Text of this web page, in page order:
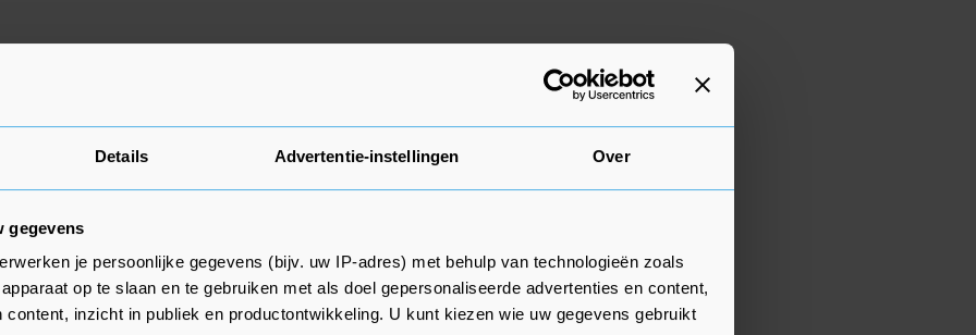
Details Advertentie-instellingen Over
gegevens
je persoonlijke gegevens (bijv. uw IP-adres) met behulp van technologieën zoals
op te slaan en te gebruiken met als doel gepersonaliseerde advertenties en content,
content, inzicht in publiek en productontwikkeling. U kunt kiezen wie uw gegevens gebruikt
andere de Duitse
detailhandelsverkopen op
de aandacht dus uit naar de
Die van de ECB volgen op
cijfers over de Duitse
kunnen zijn voor het
Verder worden nieuwe cijfers
bekend.